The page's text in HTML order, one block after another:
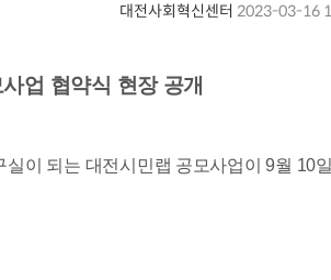
대전사회혁신센터 2023-03-16
업 협약식 현장 공개
실이 되는 대전시민랩 공모사업이 9월 10